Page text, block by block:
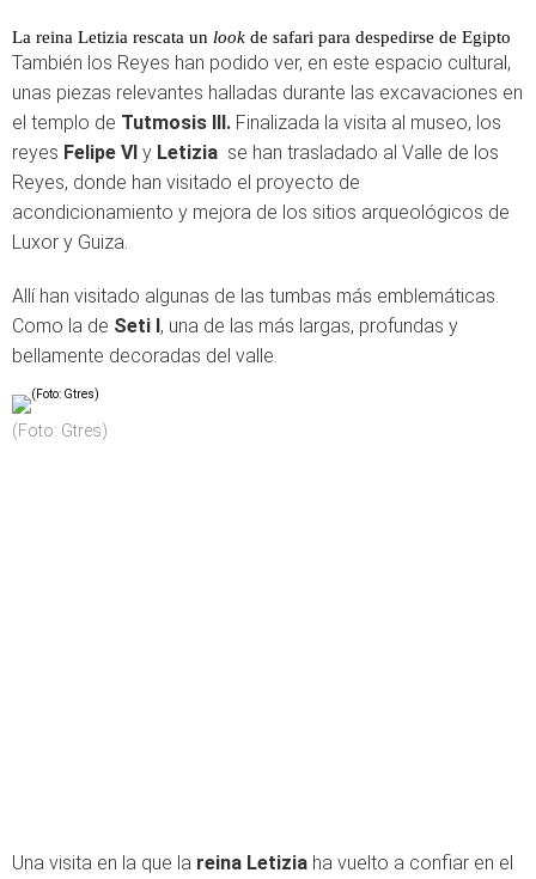
La reina Letizia rescata un look de safari para despedirse de Egipto
También los Reyes han podido ver, en este espacio cultural,
unas piezas relevantes halladas durante las excavaciones en
el templo de Tutmosis III. Finalizada la visita al museo, los
reyes Felipe VI y Letizia se han trasladado al Valle de los
Reyes, donde han visitado el proyecto de
acondicionamiento y mejora de los sitios arqueológicos de
Luxor y Guiza.
Allí han visitado algunas de las tumbas más emblemáticas.
Como la de Seti I, una de las más largas, profundas y
bellamente decoradas del valle.
(Foto: Gtres)
Una visita en la que la reina Letizia ha vuelto a confiar en el